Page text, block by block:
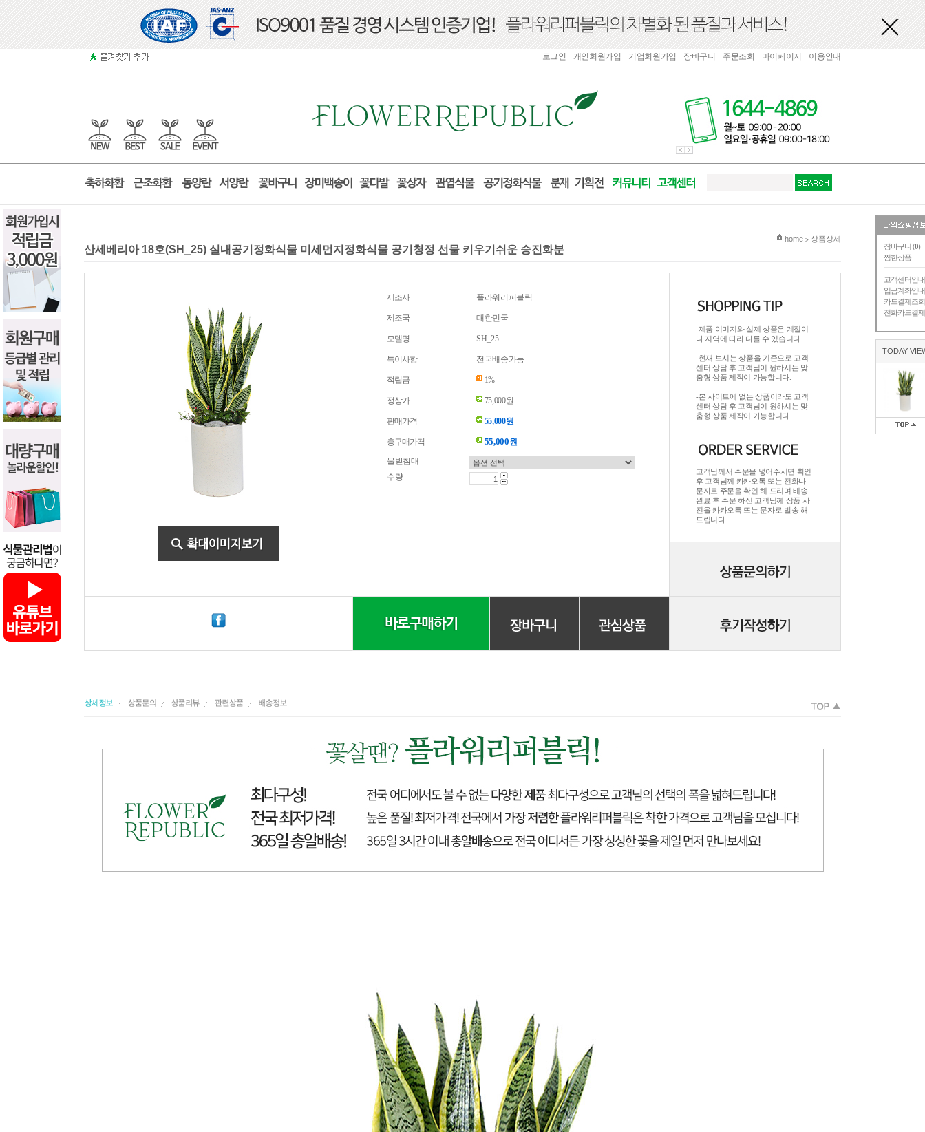
장바구니 (0)
찜한상품
고객센터안내
입금계좌안내
카드결제조회
전화카드결제
TODAY
로그인 개인회원가입 기업회원가입 장바구니 주문조회 마이페이지 이용안내
현재 위치
home > 상품상세
산세베리아 18호(SH_25) 실내공기정화식물 미세먼지정화식물 공기청정 선물 키우기쉬운 승진화분
제조사 플라워리퍼블릭
제조국 대한민국
모델명 SH_25
특이사항 전국배송가능
적립금 1%
정상가 75,000원
판매가격 55,000원
총구매가격 55,000원
물받침대
수량
-제품 이미지와 실제 상품은 계절이
나 지역에 따라 다를 수 있습니다.
-현재 보시는 상품을 기준으로 고객
센터 상담 후 고객님이 원하시는 맞
춤형 상품 제작이 가능합니다.
-본 사이트에 없는 상품이라도 고객
센터 상담 후 고객님이 원하시는 맞
춤형 상품 제작이 가능합니다.
고객님께서 주문을 넣어주시면 확인
후 고객님께 카카오톡 또는 전화나
문자로 주문을 확인 해 드리며.배송
완료 후 주문 하신 고객님께 상품 사
진을 카카오톡 또는 문자로 발송 해
드립니다.